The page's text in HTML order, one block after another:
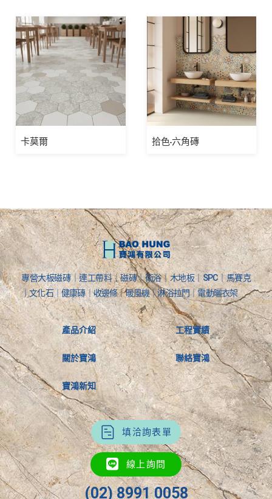
卡莫爾 拾色-六角磚
專營大板磁磚｜連工帶料｜磁磚｜衛浴｜木地板｜SPC｜馬賽克
｜文化石｜健康磚｜收邊條｜暖風機｜淋浴拉門｜電動曬衣架
產品介紹
關於寶鴻
寶鴻新知
工程實績
聯絡寶鴻
填洽詢表單
線上詢問
(02) 8991 0058